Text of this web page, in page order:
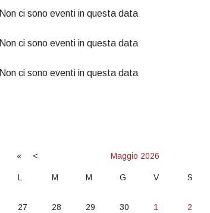
Non ci sono eventi in questa data
Non ci sono eventi in questa data
Non ci sono eventi in questa data
« < Maggio 2026
L M M G V S
27 28 29 30 1 2